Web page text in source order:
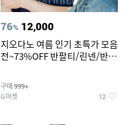
76% 12,000
지오다노 여름 인기 초특가 모음
전~73%OFF 반팔티/린넨/반바
구매 999+
G마켓 12